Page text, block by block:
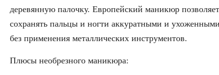
деревянную палочку. Европейский маникюр позволяет
сохранять пальцы и ногти аккуратными и
без применения металлических инструментов.
Плюсы необрезного маникюра: